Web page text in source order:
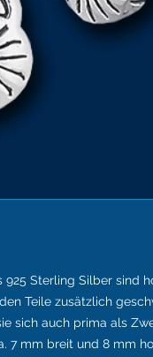
925 Sterling Silber sind
Teile zusätzlich
sich auch prima als
7 mm breit und 8 mm